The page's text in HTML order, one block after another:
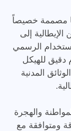
مصممة خصيصاً
إلى
الرسمي
دقيق للهيكل
المدنية
المواطنة والهجرة
ومتوافقة مع